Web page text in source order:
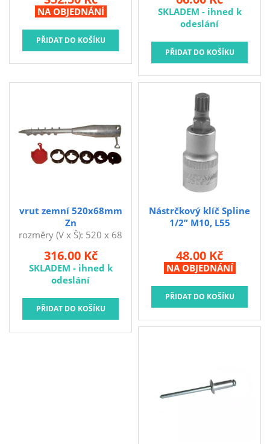
NA OBJEDNÁNÍ
SKLADEM - ihned k
odeslání
vrut zemní 520x68mm
Zn
rozměry (V x Š): 520 x 68
vrut s univerzálním
využitím na zahradě,
stavbě či na ukotvení
316.00 Kč
SKLADEM - ihned k
odeslání
Nástrčkový klíč Spline
1/2” M10, L55
48.00 Kč
NA OBJEDNÁNÍ